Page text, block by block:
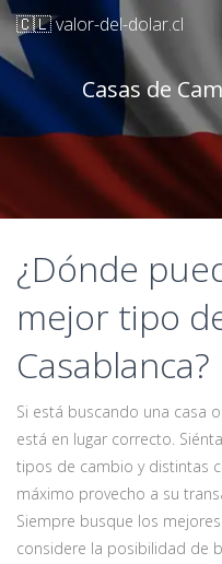
🇨🇱 valor-del-dolar.cl
Casas de
¿Dónde
mejor tipo
Casablanca?
Si está buscando una casa
está en lugar correcto.
tipos de cambio y distintas
máximo provecho a su
Siempre busque los
considere la posibilidad de